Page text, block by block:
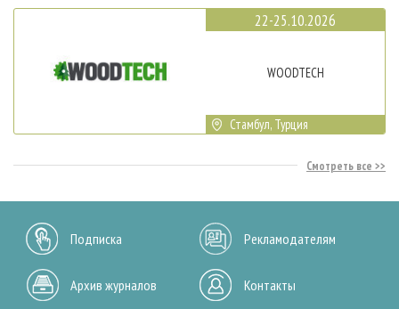
22-25.10.2026
WOODTECH
Стамбул, Турция
Смотреть все
Подписка Рекламодателям
Архив журналов Контакты